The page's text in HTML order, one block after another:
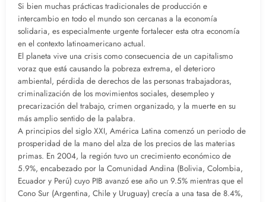
Si bien muchas prácticas tradicionales de producción e
intercambio en todo el mundo son cercanas a la economía
solidaria, es especialmente urgente fortalecer esta otra economía
en el contexto latinoamericano actual.
El planeta vive una crisis como consecuencia de un capitalismo
voraz que está causando la pobreza extrema, el deterioro
ambiental, pérdida de derechos de las personas trabajadoras,
criminalización de los movimientos sociales, desempleo y
precarización del trabajo, crimen organizado, y la muerte en su
más amplio sentido de la palabra.
A principios del siglo XXI, América Latina comenzó un periodo de
prosperidad de la mano del alza de los precios de las materias
primas. En 2004, la región tuvo un crecimiento económico de
5.9%, encabezado por la Comunidad Andina (Bolivia, Colombia,
Ecuador y Perú) cuyo PIB avanzó ese año un 9.5% mientras que el
Cono Sur (Argentina, Chile y Uruguay) crecía a una tasa de 8.4%,